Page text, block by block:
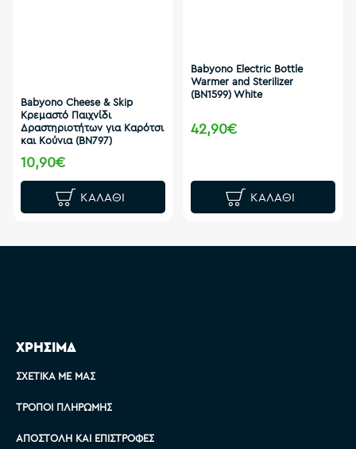
Babyono Cheese & Skip
Κρεμαστό Παιχνίδι
Δραστηριοτήτων για Καρότσι
και Κούνια (BN797)
10,90€
ΚΑΛΆΘΙ
Babyono Electric Bottle
Warmer and Sterilizer
(BN1599) White
42,90€
ΚΑΛΆΘΙ
ΧΡΗΣΙΜΑ
ΣΧΕΤΙΚΆ ΜΕ ΜΑΣ
ΤΡΌΠΟΙ ΠΛΗΡΩΜΉΣ
ΑΠΟΣΤΟΛΉ ΚΑΙ ΕΠΙΣΤΡΟΦΈΣ